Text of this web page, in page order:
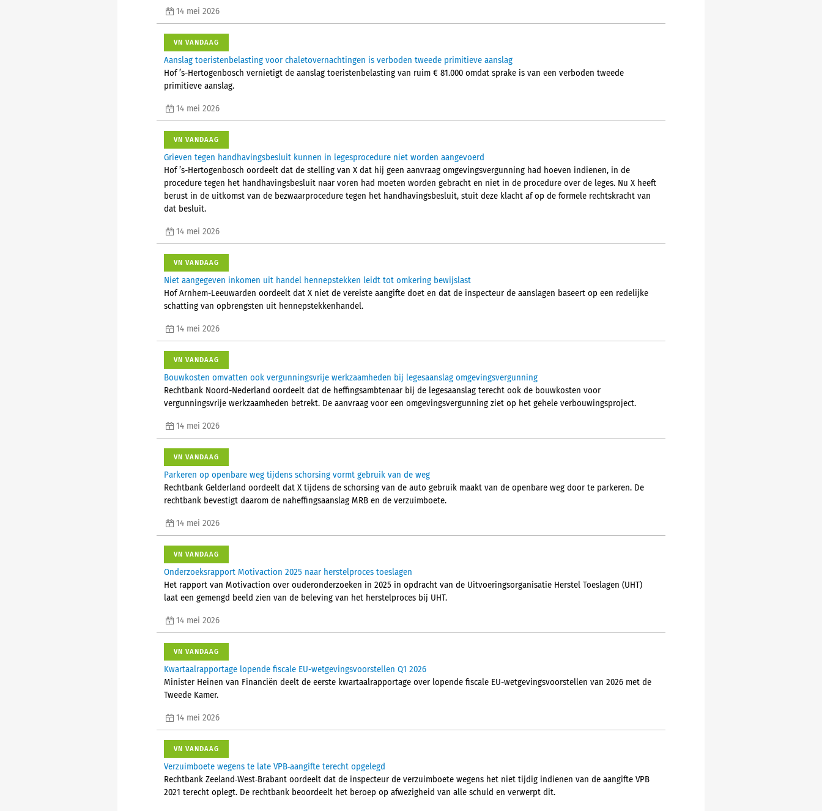
14 mei 2026
VN VANDAAG
Aanslag toeristenbelasting voor chaletovernachtingen is verboden tweede primitieve aanslag
Hof ’s-Hertogenbosch vernietigt de aanslag toeristenbelasting van ruim € 81.000 omdat sprake is van een verboden tweede
primitieve aanslag.
14 mei 2026
VN VANDAAG
Grieven tegen handhavingsbesluit kunnen in legesprocedure niet worden aangevoerd
Hof ’s-Hertogenbosch oordeelt dat de stelling van X dat hij geen aanvraag omgevingsvergunning had hoeven indienen, in de
procedure tegen het handhavingsbesluit naar voren had moeten worden gebracht en niet in de procedure over de leges. Nu X heeft
berust in de uitkomst van de bezwaarprocedure tegen het handhavingsbesluit, stuit deze klacht af op de formele rechtskracht van
dat besluit.
14 mei 2026
VN VANDAAG
Niet aangegeven inkomen uit handel hennepstekken leidt tot omkering bewijslast
Hof Arnhem-Leeuwarden oordeelt dat X niet de vereiste aangifte doet en dat de inspecteur de aanslagen baseert op een redelijke
schatting van opbrengsten uit hennepstekkenhandel.
14 mei 2026
VN VANDAAG
Bouwkosten omvatten ook vergunningsvrije werkzaamheden bij legesaanslag omgevingsvergunning
Rechtbank Noord-Nederland oordeelt dat de heffingsambtenaar bij de legesaanslag terecht ook de bouwkosten voor
vergunningsvrije werkzaamheden betrekt. De aanvraag voor een omgevingsvergunning ziet op het gehele verbouwingsproject.
14 mei 2026
VN VANDAAG
Parkeren op openbare weg tijdens schorsing vormt gebruik van de weg
Rechtbank Gelderland oordeelt dat X tijdens de schorsing van de auto gebruik maakt van de openbare weg door te parkeren. De
rechtbank bevestigt daarom de naheffingsaanslag MRB en de verzuimboete.
14 mei 2026
VN VANDAAG
Onderzoeksrapport Motivaction 2025 naar herstelproces toeslagen
Het rapport van Motivaction over ouderonderzoeken in 2025 in opdracht van de Uitvoeringsorganisatie Herstel Toeslagen (UHT)
laat een gemengd beeld zien van de beleving van het herstelproces bij UHT.
14 mei 2026
VN VANDAAG
Kwartaalrapportage lopende fiscale EU-wetgevingsvoorstellen Q1 2026
Minister Heinen van Financiën deelt de eerste kwartaalrapportage over lopende fiscale EU-wetgevingsvoorstellen van 2026 met de
Tweede Kamer.
14 mei 2026
VN VANDAAG
Verzuimboete wegens te late VPB‑aangifte terecht opgelegd
Rechtbank Zeeland‑West‑Brabant oordeelt dat de inspecteur de verzuimboete wegens het niet tijdig indienen van de aangifte VPB
2021 terecht oplegt. De rechtbank beoordeelt het beroep op afwezigheid van alle schuld en verwerpt dit.